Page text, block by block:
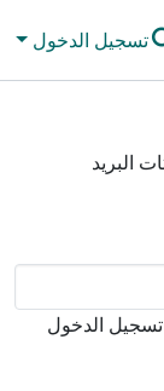
تسجيل الدخول
البريد
الدخول